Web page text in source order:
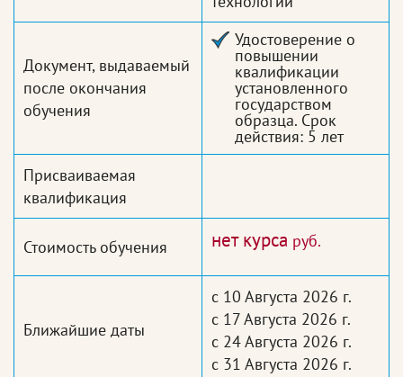
Документ, выдаваемый
после окончания
обучения
Удостоверение о
повышении
квалификации
установленного
государством
образца. Срок
действия: 5 лет
Присваиваемая
квалификация
Стоимость обучения нет курса руб.
Ближайшие даты
с 10 Августа 2026 г.
с 17 Августа 2026 г.
с 24 Августа 2026 г.
с 31 Августа 2026 г.